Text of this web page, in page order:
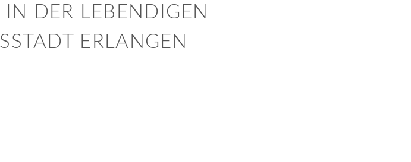
DER LEBENDIGEN
ERLANGEN